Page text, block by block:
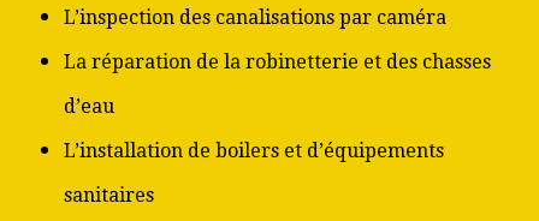
L’inspection des canalisations par caméra
La réparation de la robinetterie et des chasses
d’eau
L’installation de boilers et d’équipements
sanitaires